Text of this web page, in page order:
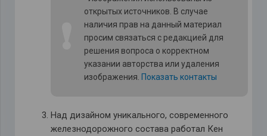
открытых источников. В случае
наличия прав на данный материал
просим связаться с редакцией для
решения вопроса о корректном
указании авторства или удаления
изображения. Показать контакты
Над дизайном уникального, современного
железнодорожного состава работал Кен